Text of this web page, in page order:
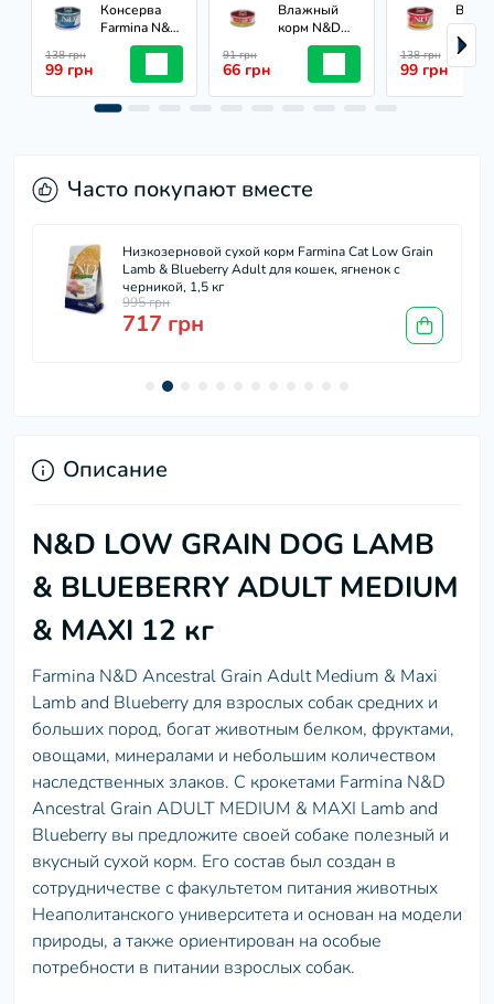
Консерва
Farmina N&D
Grain Free
Salmon &
Cod Adult
Mini для
г
138 грн
99 грн
Влажный
корм N&D
Quinoa Urinary,
Cranberry
Adult для
80 г
91 грн
66 грн
корм
при
138 грн
99 грн
Часто покупают вместе
Низкозерновой сухой корм Farmina Cat Low Grain
Lamb & Blueberry Adult для кошек, ягненок с
черникой, 1,5 кг
995 грн
717 грн
Описание
N&D LOW GRAIN DOG LAMB
& BLUEBERRY ADULT MEDIUM
& MAXI 12 кг
Farmina N&D Ancestral Grain Adult Medium & Maxi
Lamb and Blueberry для взрослых собак средних и
больших пород, богат животным белком, фруктами,
овощами, минералами и небольшим количеством
наследственных злаков. С крокетами Farmina N&D
Ancestral Grain ADULT MEDIUM & MAXI Lamb and
Blueberry вы предложите своей собаке полезный и
вкусный сухой корм. Его состав был создан в
сотрудничестве с факультетом питания животных
Неаполитанского университета и основан на модели
природы, а также ориентирован на особые
потребности в питании взрослых собак.